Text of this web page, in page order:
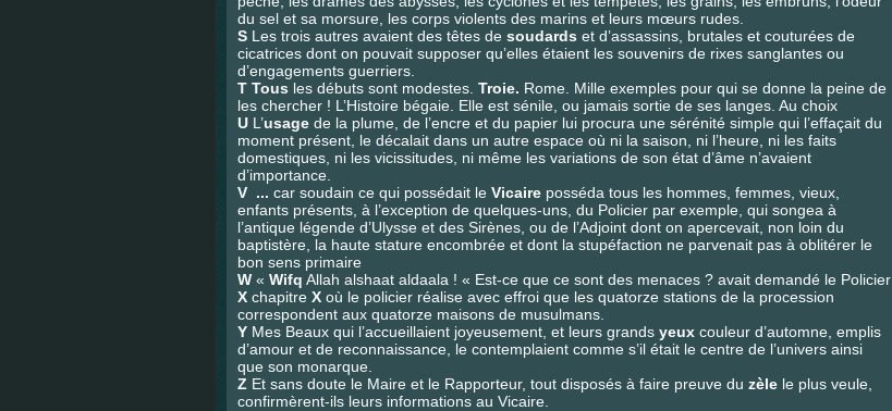
du sel et sa morsure, les corps violents des marins et leurs mœurs rudes.
S Les trois autres avaient des têtes de soudards et d’assassins, brutales et couturées de
cicatrices dont on pouvait supposer qu’elles étaient les souvenirs de rixes sanglantes ou
d’engagements guerriers.
T Tous les débuts sont modestes. Troie. Rome. Mille exemples pour qui se donne la peine de
les chercher ! L’Histoire bégaie. Elle est sénile, ou jamais sortie de ses langes. Au choix
U L’usage de la plume, de l’encre et du papier lui procura une sérénité simple qui l’effaçait du
moment présent, le décalait dans un autre espace où ni la saison, ni l’heure, ni les faits
domestiques, ni les vicissitudes, ni même les variations de son état d’âme n’avaient
d’importance.
V ... car soudain ce qui possédait le Vicaire posséda tous les hommes, femmes, vieux,
enfants présents, à l’exception de quelques-uns, du Policier par exemple, qui songea à
l’antique légende d’Ulysse et des Sirènes, ou de l’Adjoint dont on apercevait, non loin du
baptistère, la haute stature encombrée et dont la stupéfaction ne parvenait pas à oblitérer le
bon sens primaire
W « Wifq Allah alshaat aldaala ! « Est-ce que ce sont des menaces ? avait demandé le Policier
X chapitre X où le policier réalise avec effroi que les quatorze stations de la procession
correspondent aux quatorze maisons de musulmans.
Y Mes Beaux qui l’accueillaient joyeusement, et leurs grands yeux couleur d’automne, emplis
d’amour et de reconnaissance, le contemplaient comme s’il était le centre de l’univers ainsi
que son monarque.
Z Et sans doute le Maire et le Rapporteur, tout disposés à faire preuve du zèle le plus veule,
confirmèrent-ils leurs informations au Vicaire.